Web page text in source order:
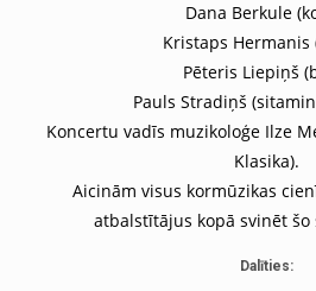
Dana Berkule
Kristaps Hermanis
Pēteris Liepiņš
Pauls Stradiņš
Koncertu vadīs muzikoloģe Ilze
Klasika).
Aicinām visus kormūzikas
atbalstītājus kopā svinēt
Dalīties: